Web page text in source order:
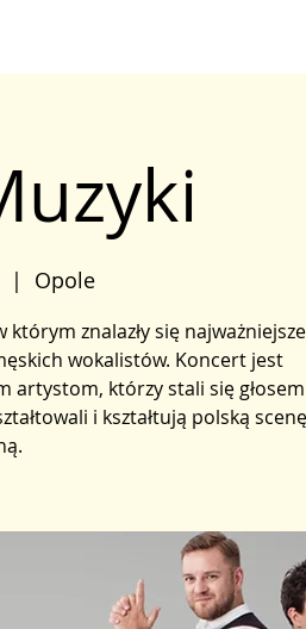
  |
Opole
znalazły się najważniejsze
wokalistów. Koncert jest
artystom, którzy stali się głosem
i kształtują polską scenę